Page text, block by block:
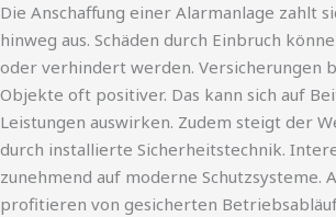
Die Anschaffung einer Alarmanlage zahlt
hinweg aus. Schäden durch Einbruch
oder verhindert werden. Versicherungen
Objekte oft positiver. Das kann sich auf
Leistungen auswirken. Zudem steigt der
durch installierte Sicherheitstechnik.
zunehmend auf moderne Schutzsysteme.
profitieren von gesicherten